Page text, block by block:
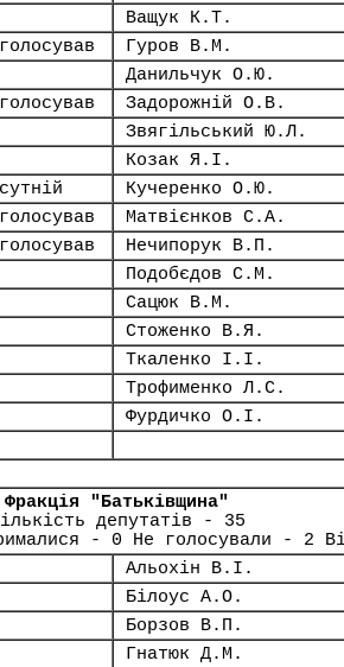
Ващук К.Т.
Гуров В.М.
Данильчук О.Ю.
Задорожній О.В.
Звягільський Ю.Л.
Козак Я.І.
Кучеренко О.Ю.
Матвієнков С.А.
Нечипорук В.П.
Подобєдов С.М.
Сацюк В.М.
Стоженко В.Я.
Ткаленко І.І.
Трофименко Л.С.
Фурдичко О.І.
Фракція "Батьківщина"
депутатів - 35
- 0 Не голосували - 2
Альохін В.І.
Білоус А.О.
Борзов В.П.
Гнатюк Д.М.